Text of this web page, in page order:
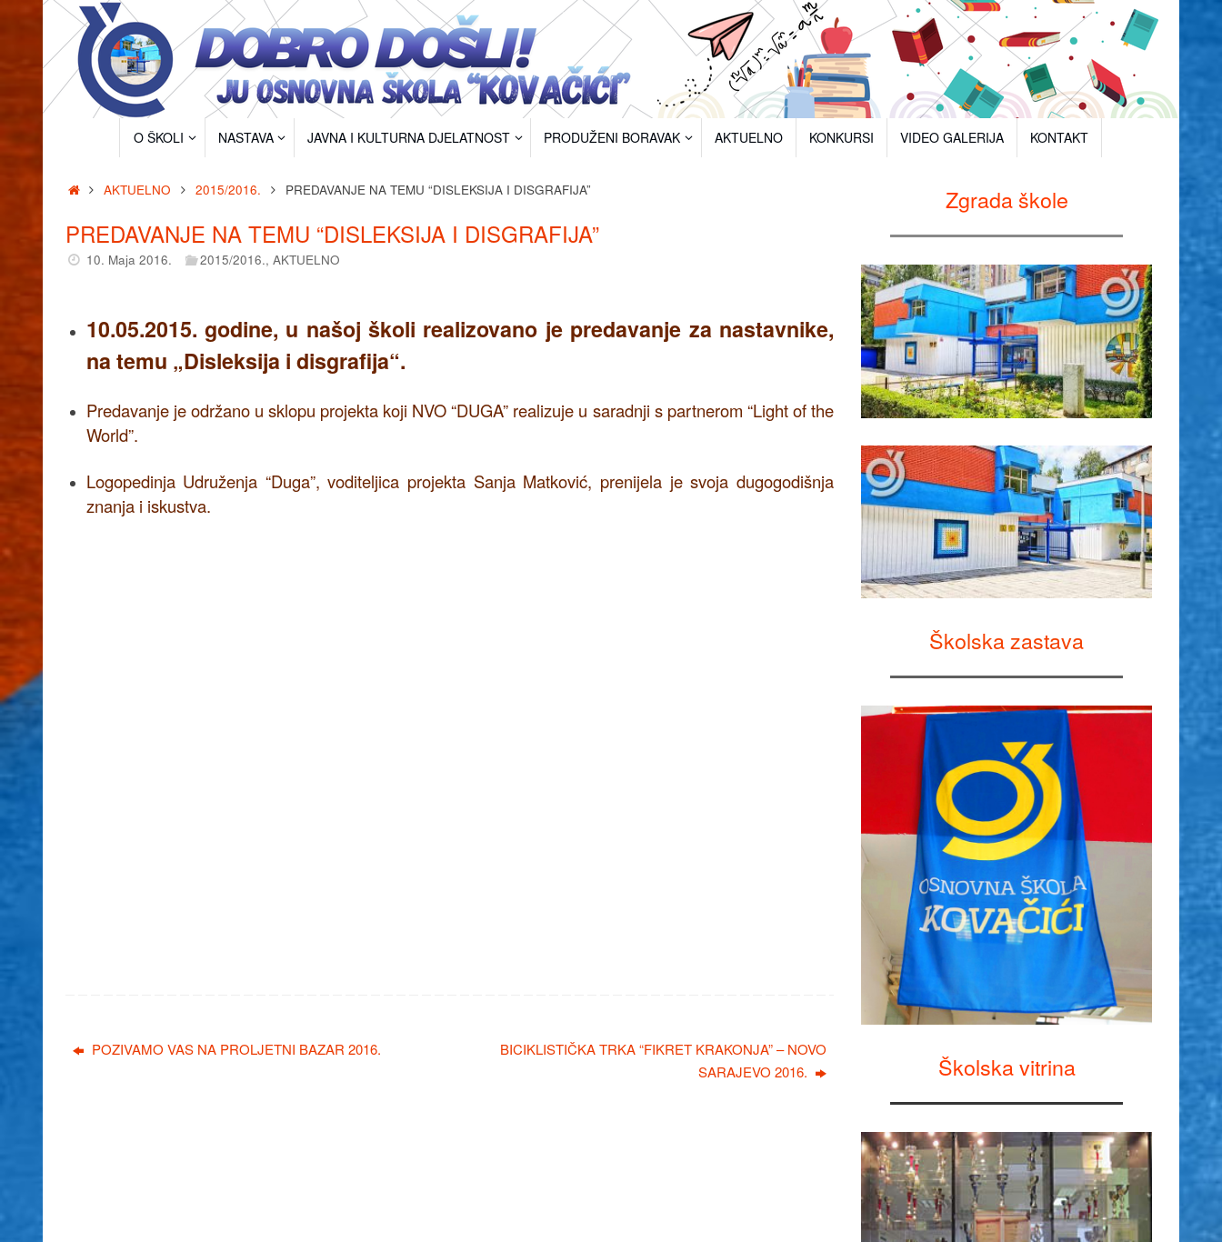
O ŠKOLI NASTAVA JAVNA I KULTURNA DJELATNOST PRODUŽENI BORAVAK AKTUELNO KONKURSI VIDEO GALERIJA KONTAKT
HomeAKTUELNO 2015/2016. PREDAVANJE NA TEMU “DISLEKSIJA I DISGRAFIJA”
PREDAVANJE NA TEMU “DISLEKSIJA I DISGRAFIJA”
10. Maja 2016. 2015/2016.,AKTUELNO
10.05.2015. godine, u našoj školi realizovano je predavanje za nastavnike,
na temu „Disleksija i disgrafija“.
Predavanje je održano u sklopu projekta koji NVO “DUGA” realizuje u saradnji s partnerom “Light of the
World”.
Logopedinja Udruženja “Duga”, voditeljica projekta Sanja Matković, prenijela je svoja dugogodišnja
znanja i iskustva.
POZIVAMO VAS NA PROLJETNI BAZAR 2016.
BICIKLISTIČKA TRKA “FIKRET KRAKONJA” – NOVO
SARAJEVO 2016.
Zgrada škole
Školska zastava
Školska vitrina